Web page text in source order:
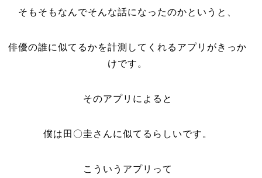
そもそもなんでそんな話になったのかというと、
俳優の誰に似てるかを計測してくれるアプリがきっか
けです。
そのアプリによると
僕は田〇圭さんに似てるらしいです。
こういうアプリって